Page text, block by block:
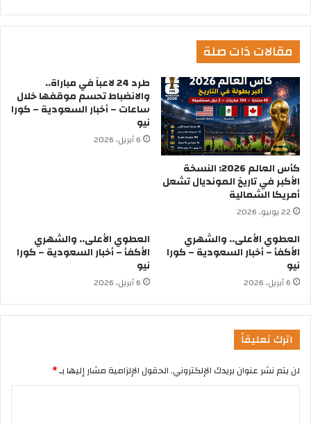
مقالات ذات صلة
كأس العالم 2026: النسخة
الأكبر في تاريخ المونديال تشعل
أمريكا الشمالية
22 يونيو، 2026
طرد 24 لاعباً في مباراة..
والانضباط تحسم موقفها خلال
ساعات – أخبار السعودية – كورا
نيو
6 أبريل، 2026
العطوي الأعلى.. والشهري
الأكفأ – أخبار السعودية – كورا
نيو
6 أبريل، 2026
العطوي الأعلى.. والشهري
الأكفأ – أخبار السعودية – كورا
نيو
6 أبريل، 2026
اترك تعليقاً
لن يتم نشر عنوان بريدك الإلكتروني.الحقول الإلزامية مشار إليها بـ*